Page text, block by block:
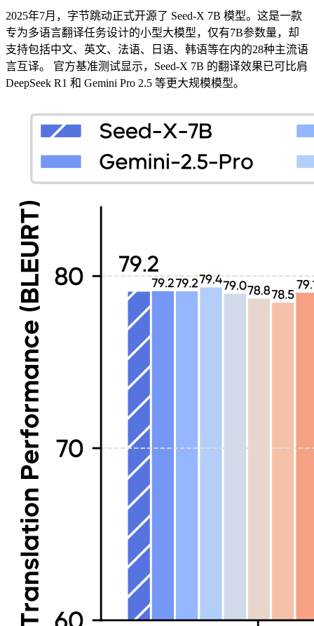
2025年7月，字节跳动正式开源了 Seed-X 7B 模型。这是一款
专为多语言翻译任务设计的小型大模型，仅有7B参数量，却
支持包括中文、英文、法语、日语、韩语等在内的28种主流语
言互译。 官方基准测试显示，Seed-X 7B 的翻译效果已可比肩
DeepSeek R1 和 Gemini Pro 2.5 等更大规模模型。